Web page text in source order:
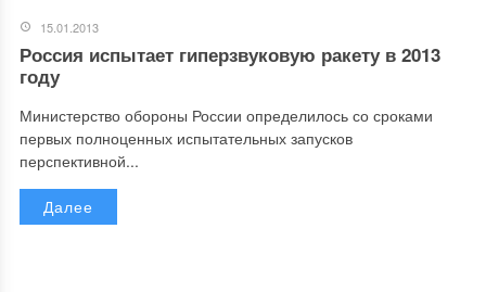
15.01.2013
Россия испытает гиперзвуковую ракету в 2013
году
Министерство обороны России определилось со сроками
первых полноценных испытательных запусков
перспективной...
Далее